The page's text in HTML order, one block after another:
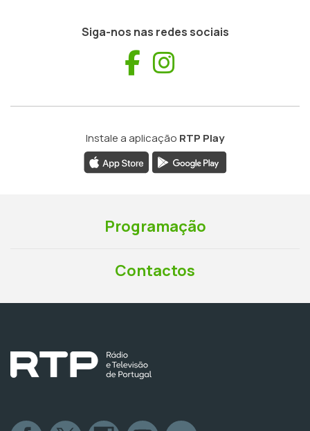
Siga-nos nas redes sociais
Facebook
Instale a aplicação RTP Play
Programação
Contactos